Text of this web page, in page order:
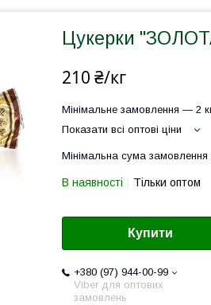
Цукерки
210 ₴/кг
Мінімальне замовлення — 2
Показати всі оптові ціни
Мінімальна сума
В наявності Тільки оптом
Купити
+380 (97) 944-00-99
Viber для оптових
замовлень